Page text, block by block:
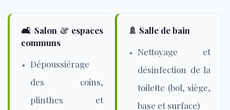
🛋️ Salon & espaces
communs
Dépoussiérage
des coins,
plinthes et
🚿 Salle de bain
Nettoyage et
désinfection de la
toilette (bol, siège,
base et surface)